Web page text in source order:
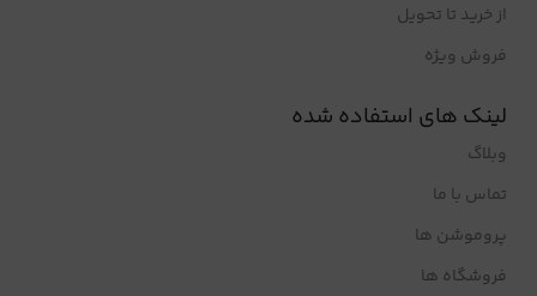
از خرید تا تحویل
فروش ویژه
لینک های استفاده شده
وبلاگ
تماس با ما
پروموشن ها
فروشگاه ها